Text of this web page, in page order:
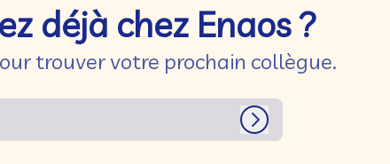
déjà chez Enaos ?
trouver votre prochain collègue.
Connexion